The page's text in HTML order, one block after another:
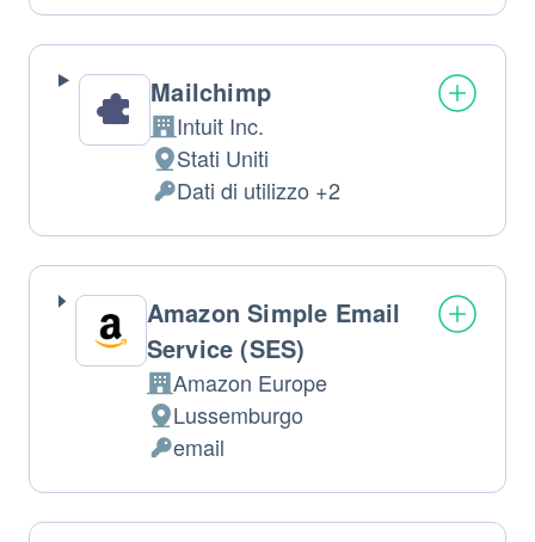
Mailchimp
Azienda:
Intuit Inc.
Luogo
del
trattamento:
Stati Uniti
Dati
Personali
trattati:
Dati di utilizzo +2
Amazon Simple Email
Service (SES)
Azienda:
Amazon Europe
Luogo
del
trattamento:
Lussemburgo
Dati
Personali
trattati:
email